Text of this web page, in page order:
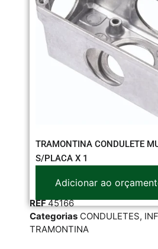
TRAMONTINA CONDULETE
S/PLACA X 1
Adicionar ao
REF45166
Categorias CONDULETES,
TRAMONTINA